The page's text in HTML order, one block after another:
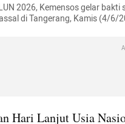
2026, Kemensos gelar
di Tangerang, Kamis (4/6/
Hari Lanjut Usia